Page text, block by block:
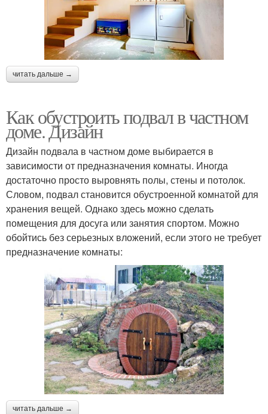
читать дальше →
Как обустроить подвал в частном
доме. Дизайн
Дизайн подвала в частном доме выбирается в
зависимости от предназначения комнаты. Иногда
достаточно просто выровнять полы, стены и потолок.
Словом, подвал становится обустроенной комнатой для
хранения вещей. Однако здесь можно сделать
помещения для досуга или занятия спортом. Можно
обойтись без серьезных вложений, если этого не требует
предназначение комнаты:
читать дальше →